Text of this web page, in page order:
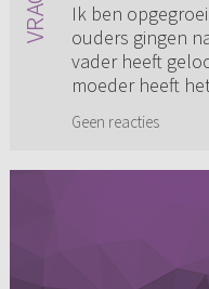
Ik ben
ouders gingen
vader heeft
moeder heeft
Geen reacties